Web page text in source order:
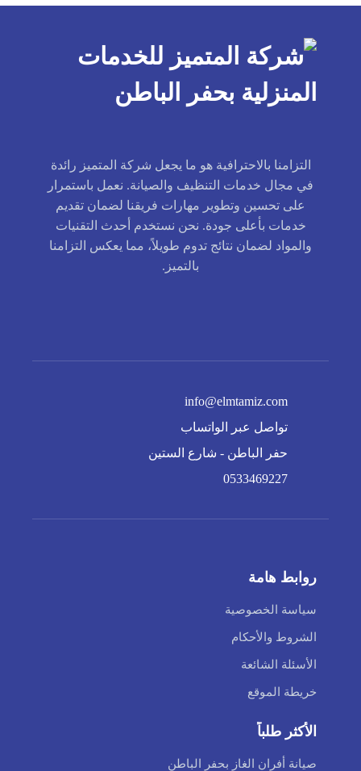
التزامنا بالاحترافية هو ما يجعل شركة المتميز رائدة
في مجال خدمات التنظيف والصيانة. نعمل باستمرار
على تحسين وتطوير مهارات فريقنا لضمان تقديم
خدمات بأعلى جودة. نحن نستخدم أحدث التقنيات
والمواد لضمان نتائج تدوم طويلاً، مما يعكس التزامنا
بالتميز.
info@elmtamiz.com
تواصل عبر الواتساب
حفر الباطن - شارع الستين
0533469227
روابط هامة
سياسة الخصوصية
الشروط والأحكام
الأسئلة الشائعة
خريطة الموقع
الأكثر طلباً
صيانة أفران الغاز بحفر الباطن